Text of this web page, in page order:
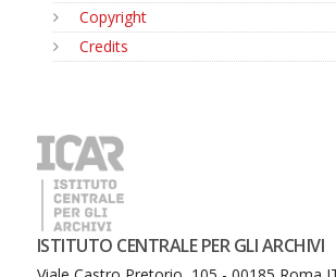
Copyright
Credits
ISTITUTO CENTRALE PER GLI ARCHIVI